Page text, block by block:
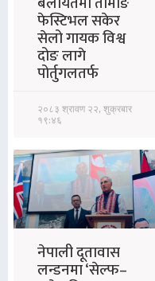
फेस्टिभल सकेर
सेलो गायक विश्व
दोङ लागे
पोर्तुगलतर्फ
२०८३ श्रावण २२, शुक्रबार
१९:४६
नेपाली दूतावास
लन्डनमा ‘सेल्फ–